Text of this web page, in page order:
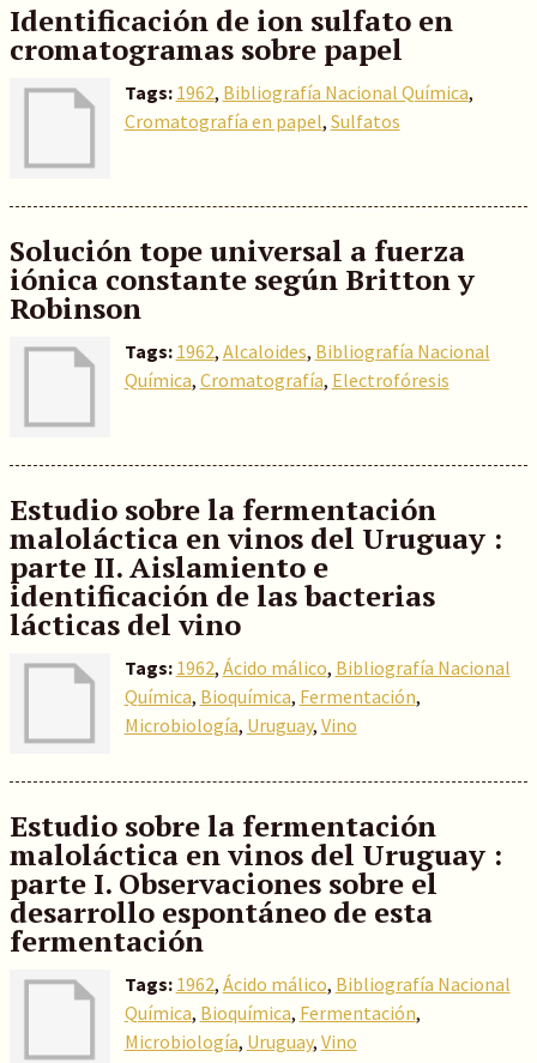
Identificación de ion sulfato en
cromatogramas sobre papel
Tags: 1962, Bibliografía Nacional Química,
Cromatografía en papel, Sulfatos
Solución tope universal a fuerza
iónica constante según Britton y
Robinson
Tags: 1962, Alcaloides, Bibliografía Nacional
Química, Cromatografía, Electrofóresis
Estudio sobre la fermentación
maloláctica en vinos del Uruguay :
parte II. Aislamiento e
identificación de las bacterias
lácticas del vino
Tags: 1962, Ácido málico, Bibliografía Nacional
Química, Bioquímica, Fermentación,
Microbiología, Uruguay, Vino
Estudio sobre la fermentación
maloláctica en vinos del Uruguay :
parte I. Observaciones sobre el
desarrollo espontáneo de esta
fermentación
Tags: 1962, Ácido málico, Bibliografía Nacional
Química, Bioquímica, Fermentación,
Microbiología, Uruguay, Vino